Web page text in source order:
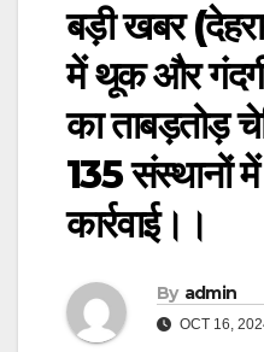
बड़ी खबर
में थूक और
का ताबड़तोड़
135 संस्थानों में
कार्रवाई।।
By admin
OCT 16,